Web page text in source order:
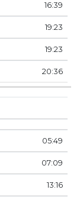
16:39
19:23
19:23
20:36
05:49
07:09
13:16